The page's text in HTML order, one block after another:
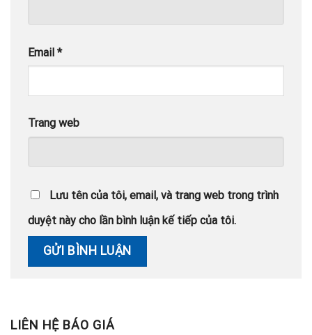
Email *
Trang web
Lưu tên của tôi, email, và trang web trong trình
duyệt này cho lần bình luận kế tiếp của tôi.
LIÊN HỆ BÁO GIÁ